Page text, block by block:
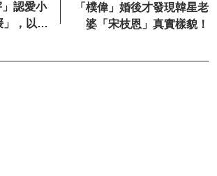
認愛小
」，以結
「樸偉」婚後才發現韓星老
婆「宋枝恩」真實樣貌！